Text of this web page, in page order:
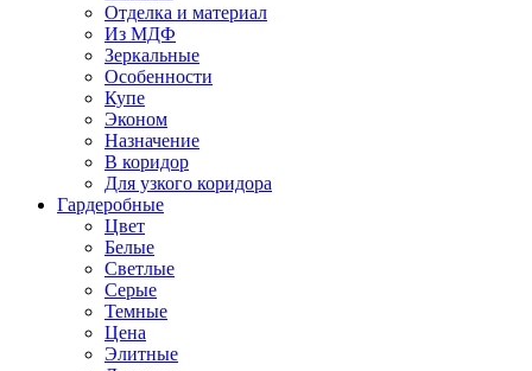
Отделка и материал
Из МДФ
Зеркальные
Особенности
Купе
Эконом
Назначение
В коридор
Для узкого коридора
Гардеробные
Цвет
Белые
Светлые
Серые
Темные
Цена
Элитные